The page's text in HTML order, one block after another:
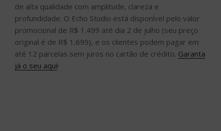
de alta qualidade com amplitude, clareza e
profundidade. O Echo Studio está disponível pelo valor
promocional de R$ 1.499 até dia 2 de julho (seu preço
original é de R$ 1.699), e os clientes podem pagar em
até 12 parcelas sem juros no cartão de crédito. Garanta
já o seu aqui!